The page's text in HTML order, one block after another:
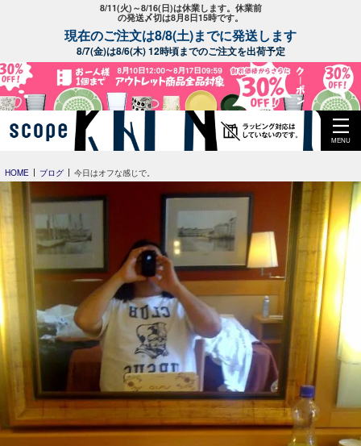
8/11(火)～8/16(日)は休業します。休業前
の発送〆切は8月8日15時です。
現在のご注文は8/8(土)までに発送します
8/7(金)は8/6(木) 12時頃までのご注文を出荷予定
MENU
HOME ブログ 今日はオフな感じで。